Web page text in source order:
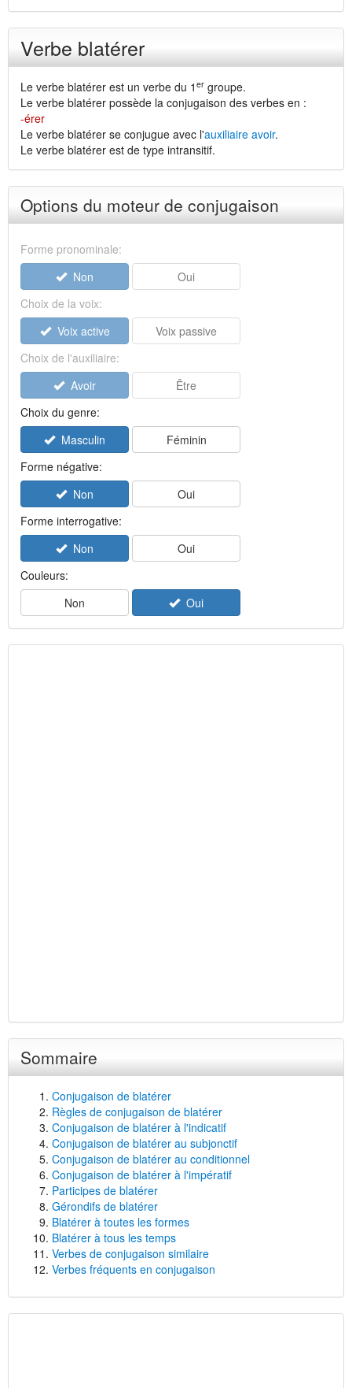
Verbe blatérer
Le verbe blatérer est un verbe du 1 er groupe.
Le verbe blatérer possède la conjugaison des verbes en :
-érer
Le verbe blatérer se conjugue avec l'auxiliaire avoir.
Le verbe blatérer est de type intransitif.
Options du moteur de conjugaison
Forme pronominale:
Non
Oui
Choix de la voix:
Voix active
Voix passive
Choix de l'auxiliaire:
Avoir
Être
Choix du genre:
Masculin
Féminin
Forme négative:
Non
Oui
Forme interrogative:
Non
Oui
Couleurs:
Non
Oui
Sommaire
Conjugaison de blatérer
Règles de conjugaison de blatérer
Conjugaison de blatérer à l'indicatif
Conjugaison de blatérer au subjonctif
Conjugaison de blatérer au conditionnel
Conjugaison de blatérer à l'impératif
Participes de blatérer
Gérondifs de blatérer
Blatérer à toutes les formes
Blatérer à tous les temps
Verbes de conjugaison similaire
Verbes fréquents en conjugaison